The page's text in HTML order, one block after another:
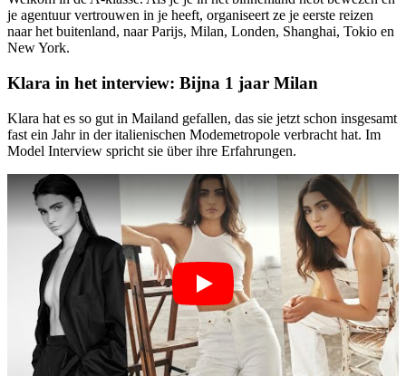
je agentuur vertrouwen in je heeft, organiseert ze je eerste reizen
naar het buitenland, naar Parijs, Milan, Londen, Shanghai, Tokio en
New York.
Klara in het interview: Bijna 1 jaar Milan
Klara hat es so gut in Mailand gefallen, das sie jetzt schon insgesamt
fast ein Jahr in der italienischen Modemetropole verbracht hat. Im
Model Interview spricht sie über ihre Erfahrungen.